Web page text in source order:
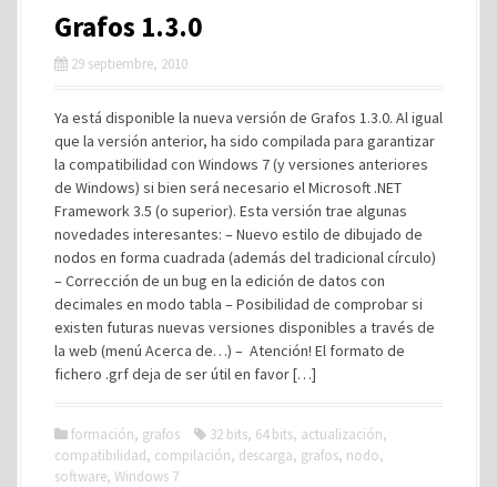
Grafos 1.3.0
29 septiembre, 2010
Ya está disponible la nueva versión de Grafos 1.3.0. Al igual
que la versión anterior, ha sido compilada para garantizar
la compatibilidad con Windows 7 (y versiones anteriores
de Windows) si bien será necesario el Microsoft .NET
Framework 3.5 (o superior). Esta versión trae algunas
novedades interesantes: – Nuevo estilo de dibujado de
nodos en forma cuadrada (además del tradicional círculo)
– Corrección de un bug en la edición de datos con
decimales en modo tabla – Posibilidad de comprobar si
existen futuras nuevas versiones disponibles a través de
la web (menú Acerca de…) – Atención! El formato de
fichero .grf deja de ser útil en favor […]
formación, grafos 32 bits, 64 bits, actualización,
compatibilidad, compilación, descarga, grafos, nodo,
software, Windows 7